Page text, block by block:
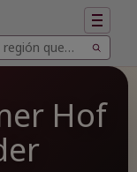
Mostrar
Hof